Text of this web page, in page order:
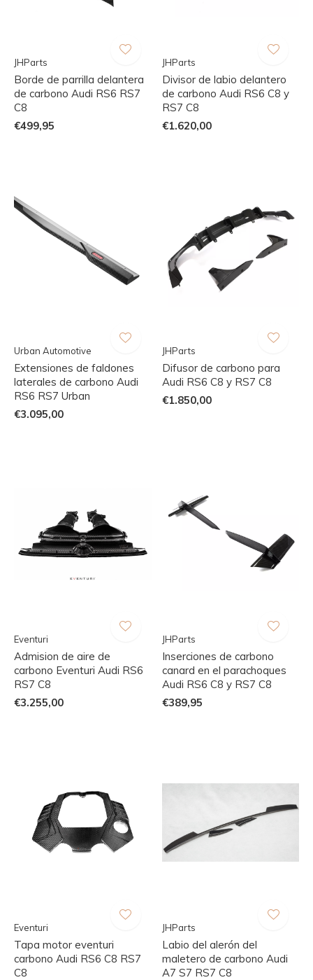
JHParts
Borde de parrilla delantera
de carbono Audi RS6 RS7
C8
€499,95
JHParts
Divisor de labio delantero
de carbono Audi RS6 C8 y
RS7 C8
€1.620,00
Urban Automotive
Extensiones de faldones
laterales de carbono Audi
RS6 RS7 Urban
€3.095,00
JHParts
Difusor de carbono para
Audi RS6 C8 y RS7 C8
€1.850,00
Eventuri
Admision de aire de
carbono Eventuri Audi RS6
RS7 C8
€3.255,00
JHParts
Inserciones de carbono
canard en el parachoques
Audi RS6 C8 y RS7 C8
€389,95
Eventuri
Tapa motor eventuri
carbono Audi RS6 C8 RS7
C8
JHParts
Labio del alerón del
maletero de carbono Audi
A7 S7 RS7 C8